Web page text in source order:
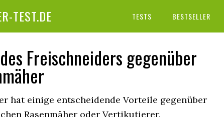
TEST.DE TESTS BESTSELLER
Freischneiders gegenüber
hat einige entscheidende Vorteile gegenüber
Rasenmäher oder Vertikutierer.